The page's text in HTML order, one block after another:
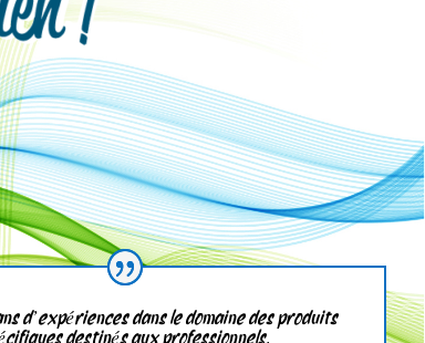
d’expériences dans le domaine des produits